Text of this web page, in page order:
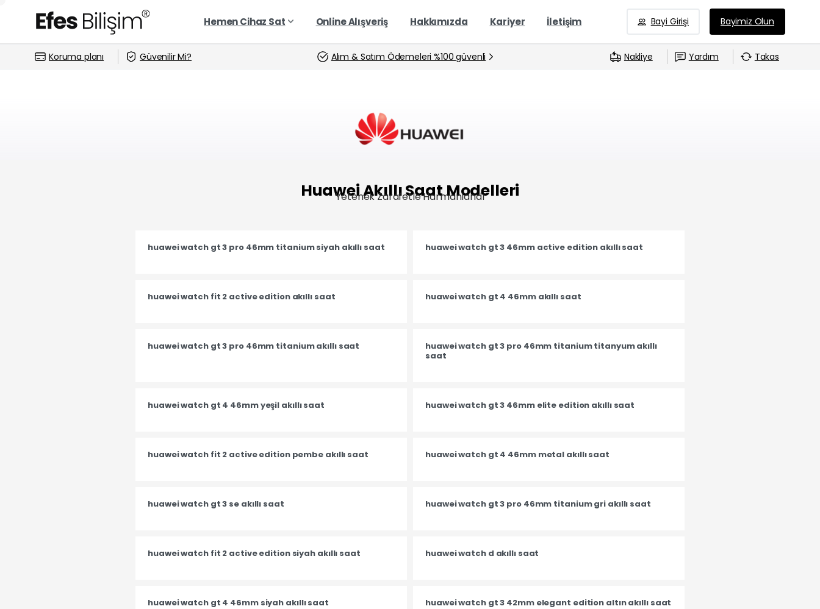
Hemen Cihaz Sat Online Alışveriş Hakkımızda Kariyer İletişim Bayi Girişi Bayimiz Olun
Koruma planı Güvenilir Mi? Alım & Satım Ödemeleri %100 güvenli Nakliye Yardım Takas
Huawei Akıllı Saat Modelleri
Yetenek Zarafetle Harmanlandı
huawei watch gt 3 pro 46mm titanium siyah akıllı saat huawei watch gt 3 46mm active edition akıllı saat
huawei watch fit 2 active edition akıllı saat huawei watch gt 4 46mm akıllı saat
huawei watch gt 3 pro 46mm titanium akıllı saat
huawei watch gt 3 pro 46mm titanium titanyum akıllı
saat
huawei watch gt 4 46mm yeşil akıllı saat huawei watch gt 3 46mm elite edition akıllı saat
huawei watch fit 2 active edition pembe akıllı saat huawei watch gt 4 46mm metal akıllı saat
huawei watch gt 3 se akıllı saat huawei watch gt 3 pro 46mm titanium gri akıllı saat
huawei watch fit 2 active edition siyah akıllı saat huawei watch d akıllı saat
huawei watch gt 4 46mm siyah akıllı saat huawei watch gt 3 42mm elegant edition altın akıllı saat